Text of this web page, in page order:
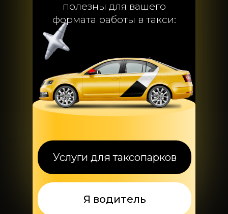
полезны для вашего
формата работы в такси:
Я водитель
Услуги для таксопарков